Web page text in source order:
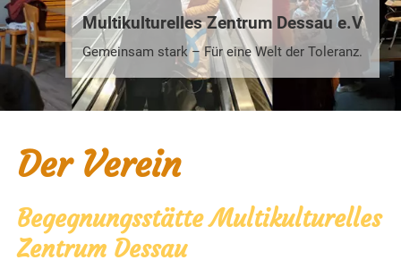
Multikulturelles Zentrum Dessau e.V
Gemeinsam stark – Für eine Welt der Toleranz.
Der Verein
Begegnungsstätte Multikulturelles
Zentrum Dessau